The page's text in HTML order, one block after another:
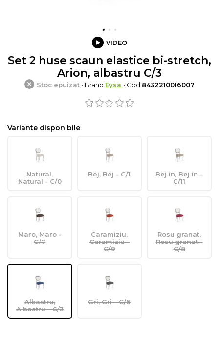
VIDEO
Set 2 huse scaun elastice bi-stretch,
Arion, albastru C/3
Stoc epuizat• Brand Eysa • Cod 8432210016007
Variante disponibile
Natural,
Natural - C/0
Bej, Bej - C/1
Bej in, Bej in -
C/11
Maro, Maro -
C/7
Caramiziu,
Caramiziu -
C/9
Rosu granat,
Rosu granat -
C/8
Albastru,
Albastru - C/3
Gri, Gri - C/6